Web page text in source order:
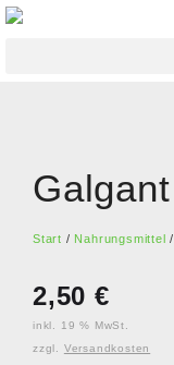
Start / Nahrungsmittel
2,50 €
inkl. 19 % MwSt.
zzgl. Versandkosten